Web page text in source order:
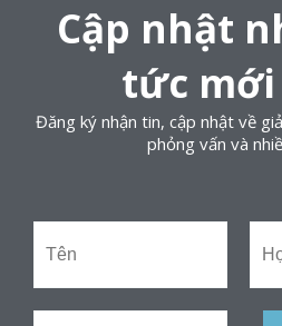
Cập nhật
tức
Đăng ký nhận tin, cập nhật về
phỏng vấn và